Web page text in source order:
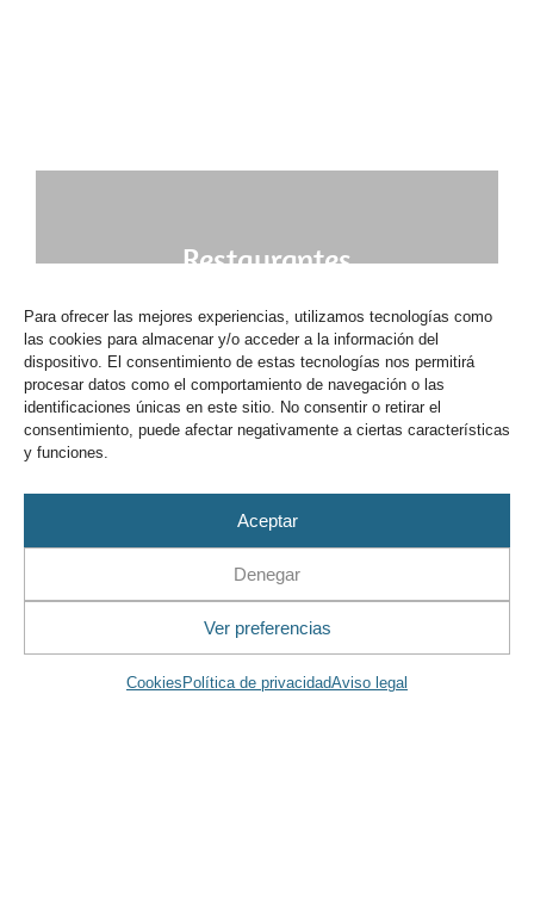
Para ofrecer las mejores experiencias, utilizamos tecnologías como
las cookies para almacenar y/o acceder a la información del
dispositivo. El consentimiento de estas tecnologías nos permitirá
procesar datos como el comportamiento de navegación o las
identificaciones únicas en este sitio. No consentir o retirar el
consentimiento, puede afectar negativamente a ciertas características
y funciones.
Aceptar
Denegar
Ver preferencias
Cookies Política de privacidadAviso legal
Restaurantes